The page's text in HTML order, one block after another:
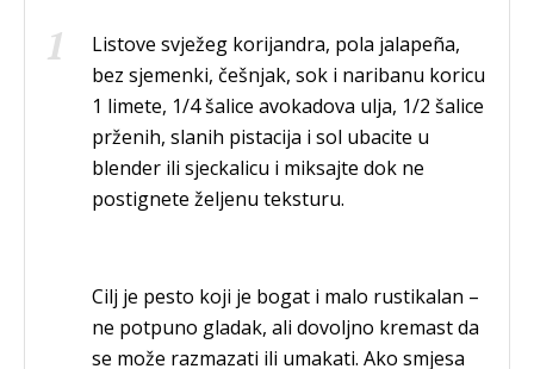
Listove svježeg korijandra, pola jalapeña,
bez sjemenki, češnjak, sok i naribanu koricu
1 limete, 1/4 šalice avokadova ulja, 1/2 šalice
prženih, slanih pistacija i sol ubacite u
blender ili sjeckalicu i miksajte dok ne
postignete željenu teksturu.
Cilj je pesto koji je bogat i malo rustikalan –
ne potpuno gladak, ali dovoljno kremast da
se može razmazati ili umakati. Ako smjesa